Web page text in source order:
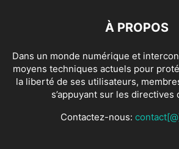
À PROPOS
Dans un monde numérique et
moyens techniques actuels pour
la liberté de ses utilisateurs,
s’appuyant sur les directives
Contactez-nous: